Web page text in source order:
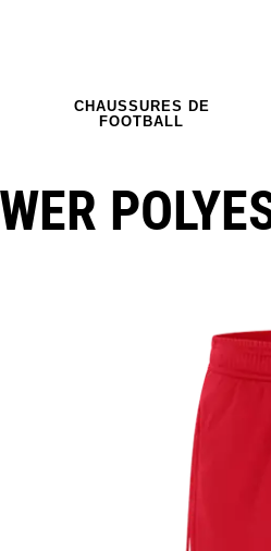
CHAUSSURES DE
FOOTBALL